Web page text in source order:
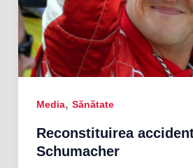
Media, Sănătate
Reconstituirea
Schumacher